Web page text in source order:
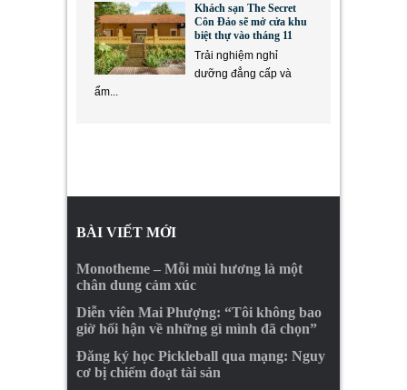
Khách sạn The Secret
Côn Đảo sẽ mở cửa khu
biệt thự vào tháng 11
Trải nghiệm nghỉ
dưỡng đẳng cấp và
ẩm...
BÀI VIẾT MỚI
Monotheme – Mỗi mùi hương là một
chân dung cảm xúc
Diễn viên Mai Phượng: “Tôi không bao
giờ hối hận về những gì mình đã chọn”
Đăng ký học Pickleball qua mạng: Nguy
cơ bị chiếm đoạt tài sản